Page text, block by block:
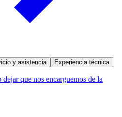
y asistencia Experiencia técnica
que nos encarguemos de la